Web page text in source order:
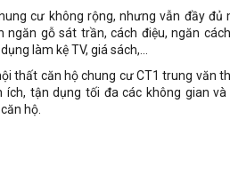
cư không rộng, nhưng vẫn đầy
ngăn gỗ sát trần, cách điệu, ngăn
làm kệ TV, giá sách,...
thất căn hộ chung cư CT1 trung văn
ích, tận dụng tối đa các không gian
hộ.